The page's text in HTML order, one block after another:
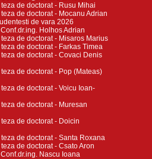
de doctorat - Rusu Mihai
de doctorat - Mocanu Adrian
de vara 2026
Holhos Adrian
de doctorat - Misaros Marius
de doctorat - Farkas Timea
de doctorat - Covaci Denis
de doctorat - Pop (Mateas)
de doctorat - Voicu Ioan-
de doctorat - Muresan
de doctorat - Doicin
de doctorat - Santa Roxana
de doctorat - Csato Aron
Nascu Ioana